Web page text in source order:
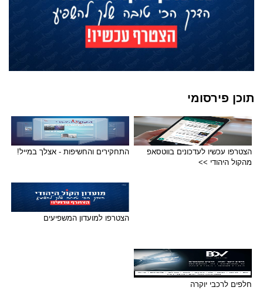
תוכן פירסומי
הצטרפו עכשיו לעדכונים בווטסאפ
מהקול היהודי >>
התחקירים והחשיפות - אצלך במייל!
הצטרפו למועדון המשפיעים
חלפים לרכבי יוקרה